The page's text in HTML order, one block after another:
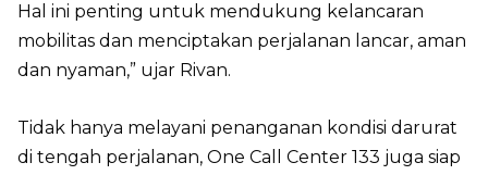
Hal ini penting untuk mendukung kelancaran
mobilitas dan menciptakan perjalanan lancar, aman
dan nyaman,” ujar Rivan.
Tidak hanya melayani penanganan kondisi darurat
di tengah perjalanan, One Call Center 133 juga siap